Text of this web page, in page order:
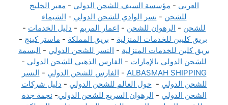
العربي - مؤسسة السيف للشحن الدولي - معبر الخليج
للشحن - نسر الوادي للشحن الدولي - الشيماء
للشحن - الرهوان للشحن - اعمار المريم - دليل الخدمات -
بريق كليين للخدمات المنزلية - بريق المملكة - ماستر كينج -
بريق كلين للخدمات المنزلية - النسر للشحن الدولي - البسمة
للشحن الدولي بالإمارات - الفارس الذهبي للشحن الدولي -
ALBASMAH SHIPPING
- الفارس للشحن الدولي - النسر
للشحن الدولي -حول العالم للشحن الدولي - دليل شركات
الشحن الدولي - الرهوان السريع للشحن الدولي- نجمة جدة